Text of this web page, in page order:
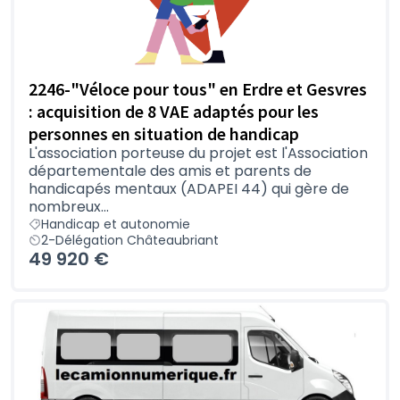
2246-"Véloce pour tous" en Erdre et Gesvres
: acquisition de 8 VAE adaptés pour les
personnes en situation de handicap
L'association porteuse du projet est l'Association
départementale des amis et parents de
handicapés mentaux (ADAPEI 44) qui gère de
nombreux...
Handicap et autonomie
2-Délégation Châteaubriant
49 920 €